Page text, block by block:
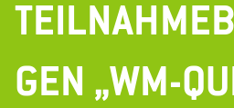
GEN „WM-